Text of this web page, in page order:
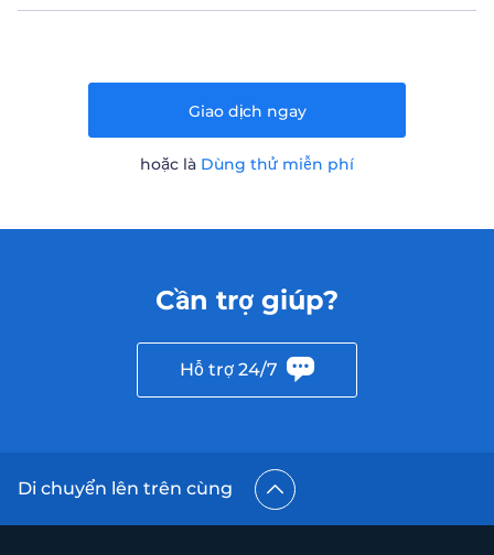
Giao dịch ngay
hoặc là Dùng thử miễn phí
Cần trợ giúp?
Hỗ trợ 24/7
Di chuyển lên trên cùng